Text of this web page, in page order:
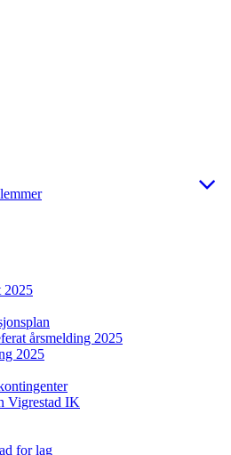
årsmelding 2025
2025
Vigrestad IK
for lag